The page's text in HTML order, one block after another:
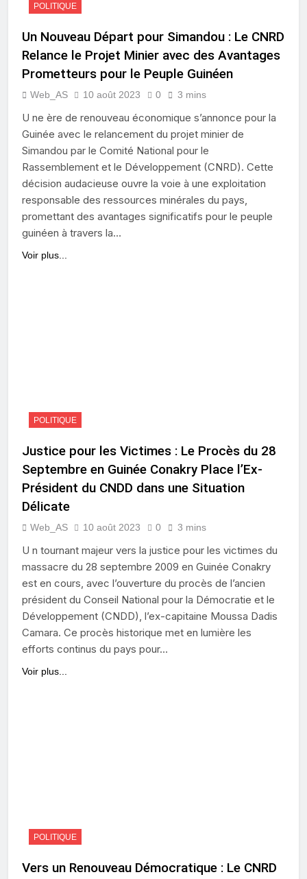
POLITIQUE
Un Nouveau Départ pour Simandou : Le CNRD
Relance le Projet Minier avec des Avantages
Prometteurs pour le Peuple Guinéen
Web_AS 10 août 2023 0 3 mins
U ne ère de renouveau économique s’annonce pour la
Guinée avec le relancement du projet minier de
Simandou par le Comité National pour le
Rassemblement et le Développement (CNRD). Cette
décision audacieuse ouvre la voie à une exploitation
responsable des ressources minérales du pays,
promettant des avantages significatifs pour le peuple
guinéen à travers la…
Voir plus...
POLITIQUE
Justice pour les Victimes : Le Procès du 28
Septembre en Guinée Conakry Place l’Ex-
Président du CNDD dans une Situation
Délicate
Web_AS 10 août 2023 0 3 mins
U n tournant majeur vers la justice pour les victimes du
massacre du 28 septembre 2009 en Guinée Conakry
est en cours, avec l’ouverture du procès de l’ancien
président du Conseil National pour la Démocratie et le
Développement (CNDD), l’ex-capitaine Moussa Dadis
Camara. Ce procès historique met en lumière les
efforts continus du pays pour…
Voir plus...
POLITIQUE
Vers un Renouveau Démocratique : Le CNRD